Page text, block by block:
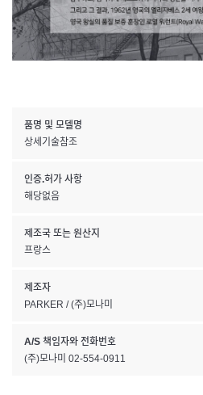
품명 및 모델명
상세기술참조
인증.허가 사항
해당없음
제조국 또는 원산지
프랑스
제조자
PARKER / (주)모나미
A/S 책임자와 전화번호
(주)모나미 02-554-0911